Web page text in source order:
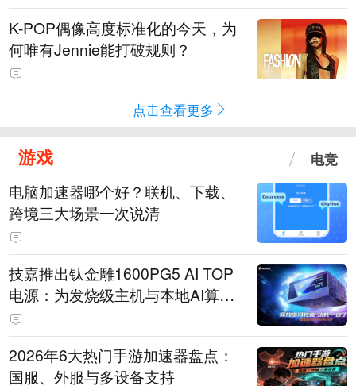
K-POP偶像高度标准化的今天，为
何唯有Jennie能打破规则？
点击查看更多
游戏 电竞
电脑加速器哪个好？联机、下载、
跨境三大场景一次说清
技嘉推出钛金雕1600PG5 AI TOP
电源：为发烧级主机与本地AI算力
打造旗舰供电方案
2026年6大热门手游加速器盘点：
国服、外服与多设备支持